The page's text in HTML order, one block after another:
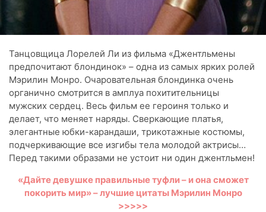
Танцовщица Лорелей Ли из фильма «Джентльмены
предпочитают блондинок» – одна из самых ярких ролей
Мэрилин Монро. Очаровательная блондинка очень
органично смотрится в амплуа похитительницы
мужских сердец. Весь фильм ее героиня только и
делает, что меняет наряды. Сверкающие платья,
элегантные юбки-карандаши, трикотажные костюмы,
подчеркивающие все изгибы тела молодой актрисы…
Перед такими образами не устоит ни один джентльмен!
«Дайте девушке правильные туфли – и она сможет
покорить мир» – лучшие цитаты Мэрилин Монро
>>>>>